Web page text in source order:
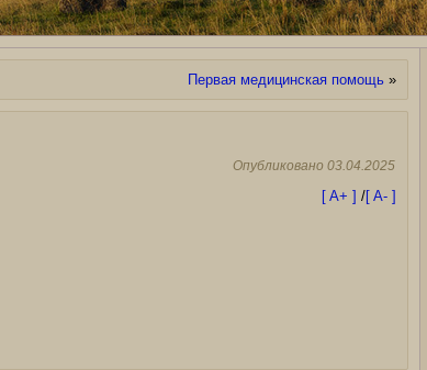
Первая медицинская помощь »
Опубликовано 03.04.2025
[ A+ ] /[ A- ]